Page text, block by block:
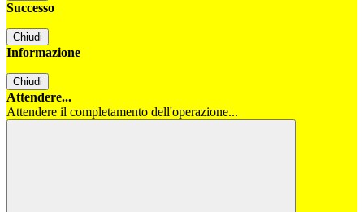
Successo
Chiudi
Informazione
Chiudi
Attendere...
Attendere il completamento dell'operazione...